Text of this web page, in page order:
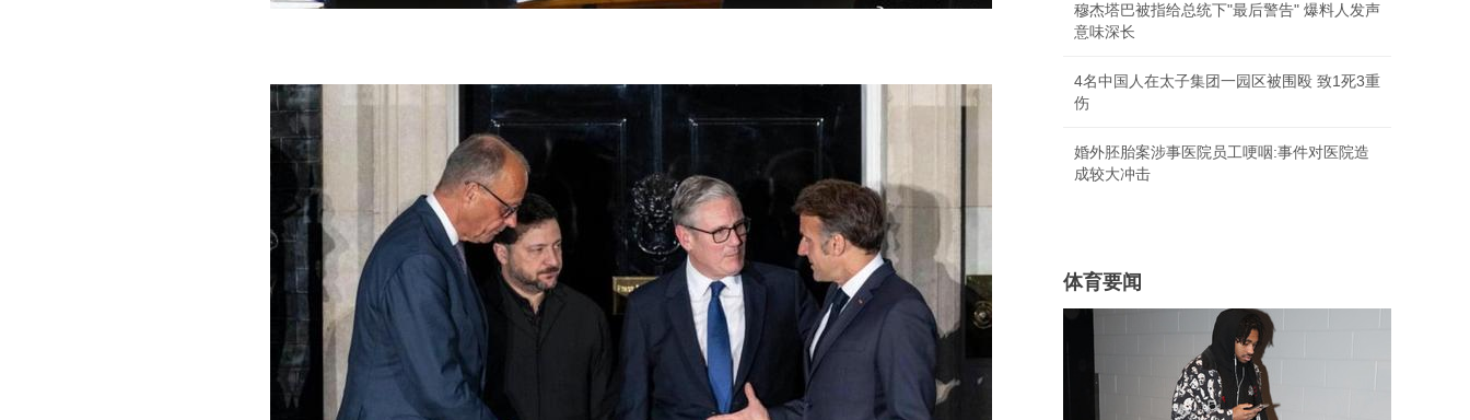
穆杰塔巴被指给总统下"最后警告" 爆料人发声
意味深长
4名中国人在太子集团一园区被围殴 致1死3重
伤
婚外胚胎案涉事医院员工哽咽:事件对医院造
成较大冲击
体育要闻